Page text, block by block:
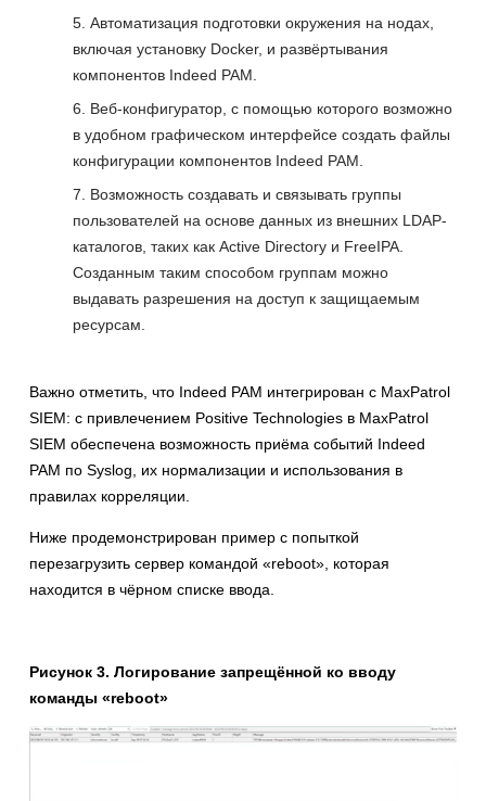
Автоматизация подготовки окружения на нодах,
включая установку Docker, и развёртывания
компонентов Indeed PAM.
Веб-конфигуратор, с помощью которого возможно
в удобном графическом интерфейсе создать файлы
конфигурации компонентов Indeed PAM.
Возможность создавать и связывать группы
пользователей на основе данных из внешних LDAP-
каталогов, таких как Active Directory и FreeIPA.
Созданным таким способом группам можно
выдавать разрешения на доступ к защищаемым
ресурсам.
Важно отметить, что Indeed PAM интегрирован с MaxPatrol
SIEM: с привлечением Positive Technologies в MaxPatrol
SIEM обеспечена возможность приёма событий Indeed
PAM по Syslog, их нормализации и использования в
правилах корреляции.
Ниже продемонстрирован пример с попыткой
перезагрузить сервер командой «reboot», которая
находится в чёрном списке ввода.
Рисунок 3. Логирование запрещённой ко вводу
команды «reboot»